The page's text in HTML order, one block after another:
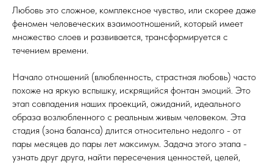
Любовь это сложное, комплексное чувство, или скорее даже
феномен человеческих взаимоотношений, который имеет
множество слоев и развивается, трансформируется с
течением времени.
Начало отношений (влюбленность, страстная любовь) часто
похоже на яркую вспышку, искрящийся фонтан эмоций. Это
этап совпадения наших проекций, ожиданий, идеального
образа возлюбленного с реальным живым человеком. Эта
стадия (зона баланса) длится относительно недолго - от
пары месяцев до пары лет максимум. Задача этого этапа -
узнать друг друга, найти пересечения ценностей, целей,